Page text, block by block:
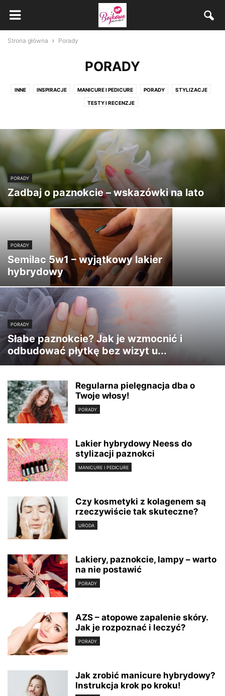
Strona główna Porady
PORADY
INNE INSPIRACJE MANICURE I PEDICURE PORADY STYLIZACJE
TESTY I RECENZJE
PORADY
Zadbaj o paznokcie – wskazówki na lato
PORADY
Semilac 5w1 – wyjątkowy lakier
hybrydowy
PORADY
Słabe paznokcie? Jak je wzmocnić i
odbudować płytkę bez wizyt u...
Regularna pielęgnacja dba o
Twoje włosy!
PORADY
Lakier hybrydowy Neess do
stylizacji paznokci
MANICURE I PEDICURE
Czy kosmetyki z kolagenem są
rzeczywiście tak skuteczne?
URODA
Lakiery, paznokcie, lampy – warto
na nie postawić
PORADY
AZS – atopowe zapalenie skóry.
Jak je rozpoznać i leczyć?
PORADY
Jak zrobić manicure hybrydowy?
Instrukcja krok po kroku!